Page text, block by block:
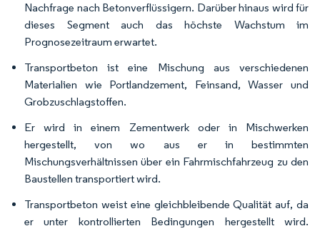
Nachfrage nach Betonverflüssigern. Darüber hinaus wird für
dieses Segment auch das höchste Wachstum im
Prognosezeitraum erwartet.
Transportbeton ist eine Mischung aus verschiedenen
Materialien wie Portlandzement, Feinsand, Wasser und
Grobzuschlagstoffen.
Er wird in einem Zementwerk oder in Mischwerken
hergestellt, von wo aus er in bestimmten
Mischungsverhältnissen über ein Fahrmischfahrzeug zu den
Baustellen transportiert wird.
Transportbeton weist eine gleichbleibende Qualität auf, da
er unter kontrollierten Bedingungen hergestellt wird.